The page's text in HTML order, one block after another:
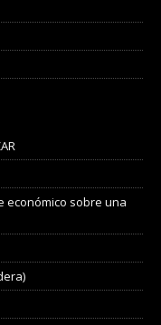
económico sobre una